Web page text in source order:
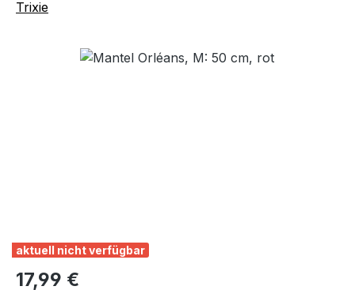
Trixie
Bildergalerie überspringen
aktuell nicht verfügbar
Regulärer Preis:
17,99 €